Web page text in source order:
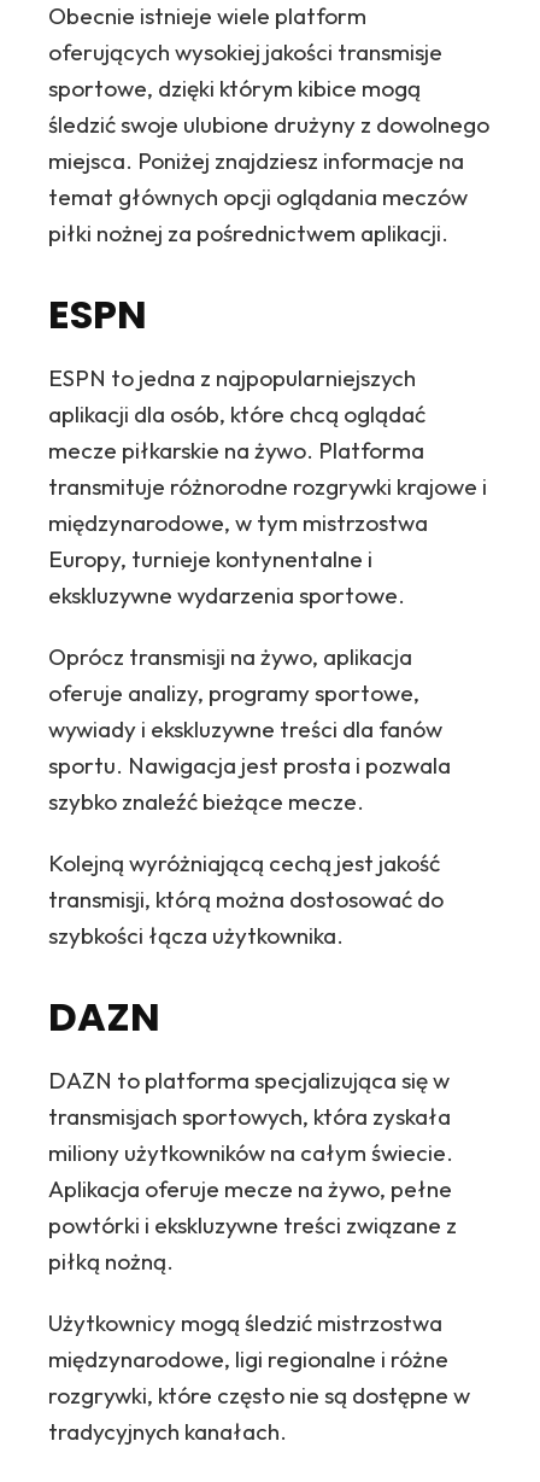
Obecnie istnieje wiele platform
oferujących wysokiej jakości transmisje
sportowe, dzięki którym kibice mogą
śledzić swoje ulubione drużyny z dowolnego
miejsca. Poniżej znajdziesz informacje na
temat głównych opcji oglądania meczów
piłki nożnej za pośrednictwem aplikacji.
ESPN
ESPN to jedna z najpopularniejszych
aplikacji dla osób, które chcą oglądać
mecze piłkarskie na żywo. Platforma
transmituje różnorodne rozgrywki krajowe i
międzynarodowe, w tym mistrzostwa
Europy, turnieje kontynentalne i
ekskluzywne wydarzenia sportowe.
Oprócz transmisji na żywo, aplikacja
oferuje analizy, programy sportowe,
wywiady i ekskluzywne treści dla fanów
sportu. Nawigacja jest prosta i pozwala
szybko znaleźć bieżące mecze.
Kolejną wyróżniającą cechą jest jakość
transmisji, którą można dostosować do
szybkości łącza użytkownika.
DAZN
DAZN to platforma specjalizująca się w
transmisjach sportowych, która zyskała
miliony użytkowników na całym świecie.
Aplikacja oferuje mecze na żywo, pełne
powtórki i ekskluzywne treści związane z
piłką nożną.
Użytkownicy mogą śledzić mistrzostwa
międzynarodowe, ligi regionalne i różne
rozgrywki, które często nie są dostępne w
tradycyjnych kanałach.